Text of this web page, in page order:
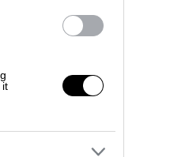
it